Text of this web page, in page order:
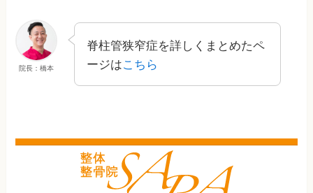
院長：橋本
脊柱管狭窄症を詳しくまとめたペ
ージはこちら